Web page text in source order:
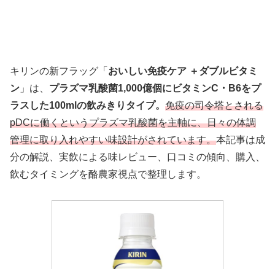
キリンの新フラッグ「 おいしい免疫ケア ＋ダブルビタミ
ン 」は、 プラズマ乳酸菌1,000億個にビタミンC・B6をプ
ラスした100mlの飲みきりタイプ。 免疫の司令塔とされる
pDCに働くというプラズマ乳酸菌を主軸に、日々の体調
管理に取り入れやすい味設計がされています。本記事は成
分の解説、実飲による味レビュー、口コミの傾向、購入、
飲むタイミングを酪農家視点で整理します。